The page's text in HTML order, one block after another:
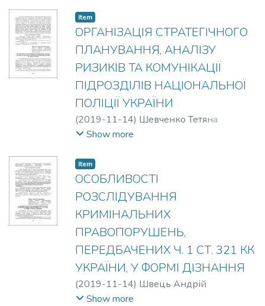
Item
ОРГАНІЗАЦІЯ СТРАТЕГІЧНОГО
ПЛАНУВАННЯ, АНАЛІЗУ
РИЗИКІВ ТА КОМУНІКАЦІЇ
ПІДРОЗДІЛІВ НАЦІОНАЛЬНОЇ
ПОЛІЦІЇ УКРАЇНИ
(2019-11-14) Шевченко Тетяна
Володимирівна
Show more
Item
ОСОБЛИВОСТІ
РОЗСЛІДУВАННЯ
КРИМІНАЛЬНИХ
ПРАВОПОРУШЕНЬ,
ПЕРЕДБАЧЕНИХ Ч. 1 СТ. 321 КК
УКРАЇНИ, У ФОРМІ ДІЗНАННЯ
(2019-11-14) Швець Андрій
Володимирович
Show more